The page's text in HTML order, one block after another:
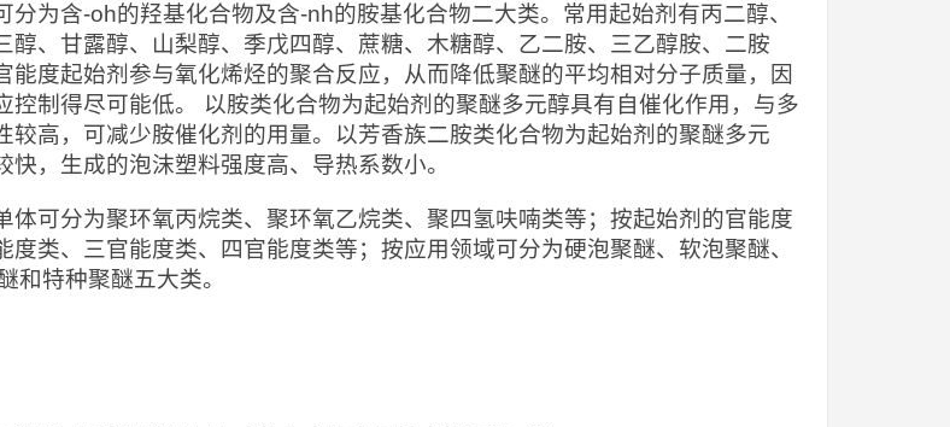
分为含-oh的羟基化合物及含-nh的胺基化合物二大类。常用起始剂有丙二醇、
醇、甘露醇、山梨醇、季戊四醇、蔗糖、木糖醇、乙二胺、三乙醇胺、二胺
能度起始剂参与氧化烯烃的聚合反应，从而降低聚醚的平均相对分子质量，因
控制得尽可能低。 以胺类化合物为起始剂的聚醚多元醇具有自催化作用，与多
较高，可减少胺催化剂的用量。以芳香族二胺类化合物为起始剂的聚醚多元
快，生成的泡沫塑料强度高、导热系数小。
体可分为聚环氧丙烷类、聚环氧乙烷类、聚四氢呋喃类等；按起始剂的官能度
度类、三官能度类、四官能度类等；按应用领域可分为硬泡聚醚、软泡聚醚、
和特种聚醚五大类。